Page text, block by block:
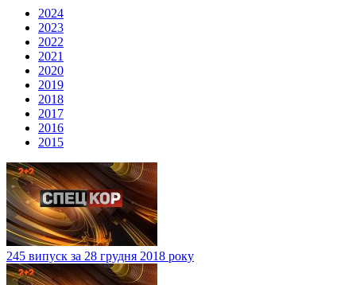
2024
2023
2022
2021
2020
2019
2018
2017
2016
2015
245 випуск за 28 грудня 2018 року